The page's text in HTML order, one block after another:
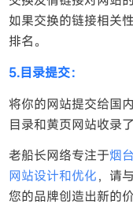
如果交换的链接相关
排名。
5.目录提交：
将你的网站提交给国
目录和黄页网站收录
老船长网络专注于烟
网站设计和优化，请
您的品牌创造出新的价